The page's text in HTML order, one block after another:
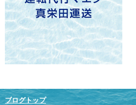
ブログトップ